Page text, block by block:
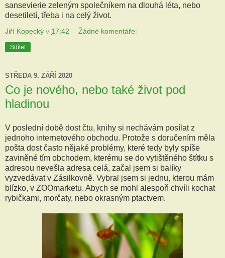
sansevierie zeleným společníkem na dlouhá léta, nebo
desetiletí, třeba i na celý život.
Jiří Kopecký v 17:42 Žádné komentáře:
Sdílet
STŘEDA 9. ZÁŘÍ 2020
Co je nového, nebo také život pod
hladinou
V poslední době dost čtu, knihy si nechávám posílat z
jednoho internetového obchodu. Protože s doručením měla
pošta dost často nějaké problémy, které tedy byly spíše
zaviněné tím obchodem, kterému se do vytištěného štítku s
adresou nevešla adresa celá, začal jsem si balíky
vyzvedávat v Zásilkovně. Vybral jsem si jednu, kterou mám
blízko, v ZOOmarketu. Abych se mohl alespoň chvíli kochat
rybičkami, morčaty, nebo okrasným ptactvem.